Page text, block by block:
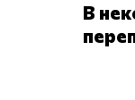
В